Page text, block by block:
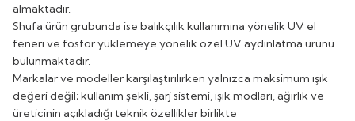
almaktadır.
Shufa ürün grubunda ise balıkçılık kullanımına yönelik UV el
feneri ve fosfor yüklemeye yönelik özel UV aydınlatma ürünü
bulunmaktadır.
Markalar ve modeller karşılaştırılırken yalnızca maksimum ışık
değeri değil; kullanım şekli, şarj sistemi, ışık modları, ağırlık ve
üreticinin açıkladığı teknik özellikler birlikte